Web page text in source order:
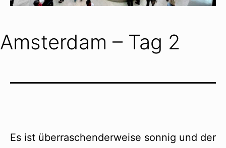
Amsterdam – Tag 2
Es ist überraschenderweise sonnig und der